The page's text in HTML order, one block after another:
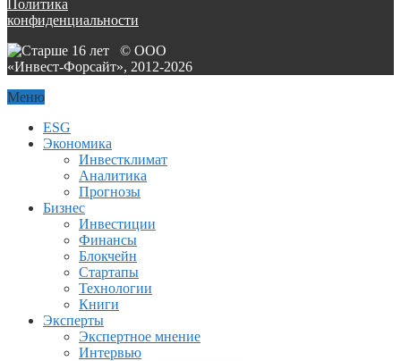
Политика
конфиденциальности
© ООО
«Инвест-Форсайт», 2012-2026
Меню
ESG
Экономика
Инвестклимат
Аналитика
Прогнозы
Бизнес
Инвестиции
Финансы
Блокчейн
Стартапы
Технологии
Книги
Эксперты
Экспертное мнение
Интервью